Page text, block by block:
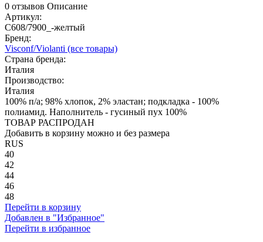
0 отзывов Описание
Артикул:
C608/7900_-желтый
Бренд:
Visconf/Violanti (все товары)
Страна бренда:
Италия
Производство:
Италия
100% п/а; 98% хлопок, 2% эластан; подкладка - 100%
полиамид. Наполнитель - гусиный пух 100%
ТОВАР РАСПРОДАН
Добавить в корзину можно и без размера
RUS
40
42
44
46
48
Перейти в корзину
Добавлен в "Избранное"
Перейти в избранное